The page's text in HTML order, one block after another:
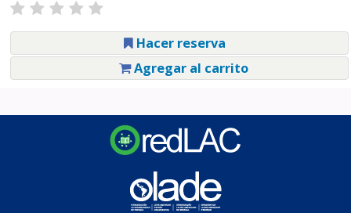
Hacer reserva
Agregar al carrito